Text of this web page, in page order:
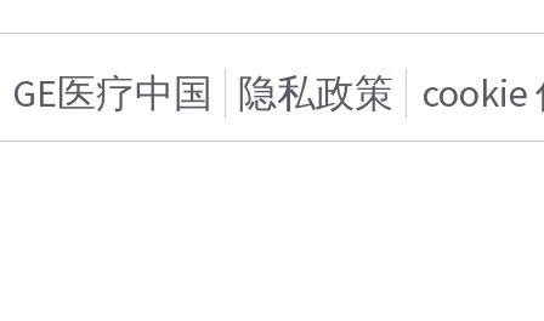
GE医疗中国 隐私政策 cookie